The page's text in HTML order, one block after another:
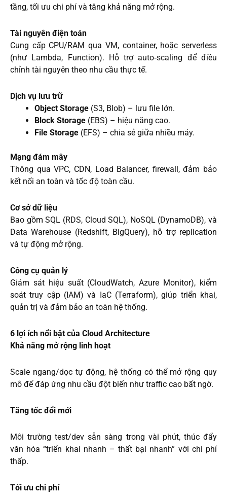
tầng, tối ưu chi phí và tăng khả năng mở rộng.
Tài nguyên điện toán
Cung cấp CPU/RAM qua VM, container, hoặc serverless
(như Lambda, Function). Hỗ trợ auto‑scaling để điều
chỉnh tài nguyên theo nhu cầu thực tế.
Dịch vụ lưu trữ
Object Storage (S3, Blob) – lưu file lớn.
Block Storage (EBS) – hiệu năng cao.
File Storage (EFS) – chia sẻ giữa nhiều máy.
Mạng đám mây
Thông qua VPC, CDN, Load Balancer, firewall, đảm bảo
kết nối an toàn và tốc độ toàn cầu.
Cơ sở dữ liệu
Bao gồm SQL (RDS, Cloud SQL), NoSQL (DynamoDB), và
Data Warehouse (Redshift, BigQuery), hỗ trợ replication
và tự động mở rộng.
Công cụ quản lý
Giám sát hiệu suất (CloudWatch, Azure Monitor), kiểm
soát truy cập (IAM) và IaC (Terraform), giúp triển khai,
quản trị và đảm bảo an toàn hệ thống.
6 lợi ích nổi bật của Cloud Architecture
Khả năng mở rộng linh hoạt
Scale ngang/dọc tự động, hệ thống có thể mở rộng quy
mô để đáp ứng nhu cầu đột biến như traffic cao bất ngờ.
Tăng tốc đổi mới
Môi trường test/dev sẵn sàng trong vài phút, thúc đẩy
văn hóa “triển khai nhanh – thất bại nhanh” với chi phí
thấp.
Tối ưu chi phí